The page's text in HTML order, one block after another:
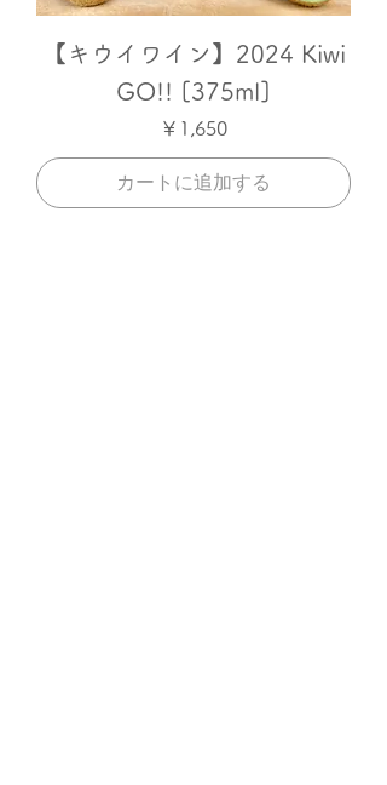
【キウイワイン】2024 Kiwi
GO!! [375ml]
価格
￥1,650
カートに追加する